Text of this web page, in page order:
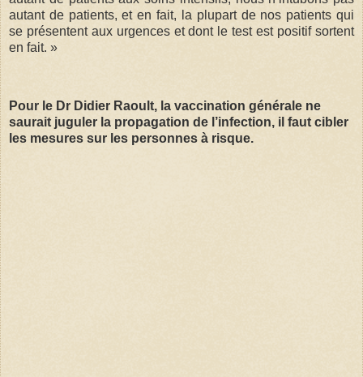
autant de patients, et en fait, la plupart de nos patients qui
se présentent aux urgences et dont le test est positif sortent
en fait. »
Pour le Dr Didier Raoult, la vaccination générale ne
saurait juguler la propagation de l’infection, il faut cibler
les mesures sur les personnes à risque.